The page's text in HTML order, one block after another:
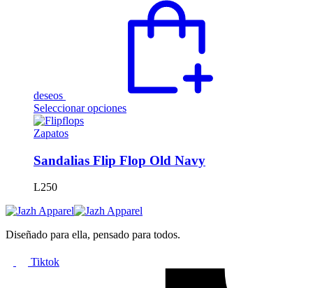
página
deseos
Seleccionar opcionesEste
variantes.
Las
pueden
en
Zapatos
Sandalias Flip Flop Old Navy
L250
Diseñado para ella, pensado para todos.
Tiktok